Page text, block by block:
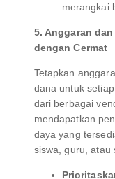
merangkai
5. Anggaran
dengan Cermat
Tetapkan
dana untuk
dari berbagai
mendapatkan
daya yang
siswa, guru, atau